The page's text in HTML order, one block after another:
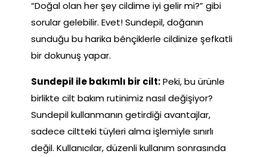
“Doğal olan her şey cildime iyi gelir mi?” gibi
sorular gelebilir. Evet! Sundepil, doğanın
sunduğu bu harika bênçiklerle cildinize şefkatli
bir dokunuş yapar.
Sundepil ile bakımlı bir cilt:Peki, bu ürünle
birlikte cilt bakım rutinimiz nasıl değişiyor?
Sundepil kullanmanın getirdiği avantajlar,
sadece ciltteki tüyleri alma işlemiyle sınırlı
değil. Kullanıcılar, düzenli kullanım sonrasında